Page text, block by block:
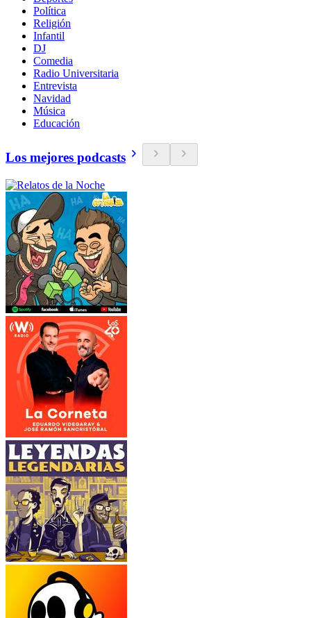
Política
Religión
Infantil
DJ
Comedia
Radio Universitaria
Entrevista
Navidad
Música
Educación
Los mejores podcasts